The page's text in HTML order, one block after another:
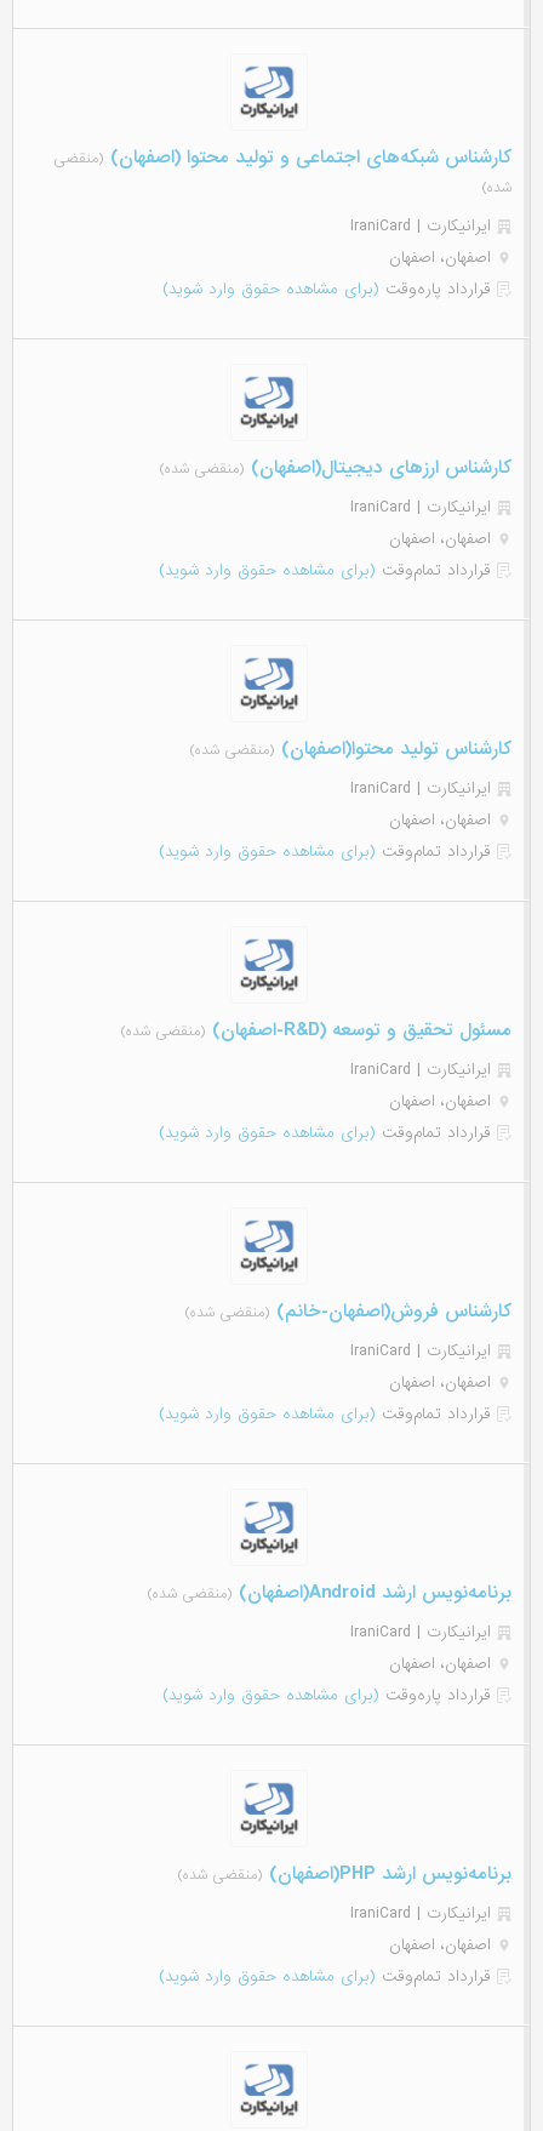
کارشناس شبکه‌های اجتماعی و تولید محتوا (اصفهان) (منقضی
شده)
ایرانیکارت | IraniCard
اصفهان، اصفهان
قرارداد پاره‌وقت (برای مشاهده حقوق وارد شوید)
کارشناس ارزهای دیجیتال(اصفهان) (منقضی شده)
ایرانیکارت | IraniCard
اصفهان، اصفهان
قرارداد تمام‌وقت (برای مشاهده حقوق وارد شوید)
کارشناس تولید محتوا(اصفهان) (منقضی شده)
ایرانیکارت | IraniCard
اصفهان، اصفهان
قرارداد تمام‌وقت (برای مشاهده حقوق وارد شوید)
مسئول تحقیق و توسعه (R&D-اصفهان) (منقضی شده)
ایرانیکارت | IraniCard
اصفهان، اصفهان
قرارداد تمام‌وقت (برای مشاهده حقوق وارد شوید)
کارشناس فروش(اصفهان-خانم) (منقضی شده)
ایرانیکارت | IraniCard
اصفهان، اصفهان
قرارداد تمام‌وقت (برای مشاهده حقوق وارد شوید)
برنامه‌نویس ارشد Android(اصفهان) (منقضی شده)
ایرانیکارت | IraniCard
اصفهان، اصفهان
قرارداد پاره‌وقت (برای مشاهده حقوق وارد شوید)
برنامه‌نویس ارشد PHP(اصفهان) (منقضی شده)
ایرانیکارت | IraniCard
اصفهان، اصفهان
قرارداد تمام‌وقت (برای مشاهده حقوق وارد شوید)